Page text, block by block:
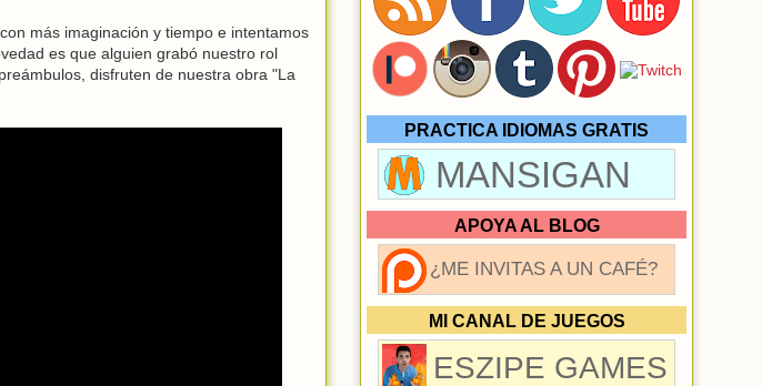
más imaginación y tiempo e intentamos
es que alguien grabó nuestro rol
disfruten de nuestra obra "La
PRACTICA IDIOMAS GRATIS
MANSIGAN
APOYA AL BLOG
¿ME INVITAS A UN CAFÉ?
MI CANAL DE JUEGOS
ESZIPE GAMES